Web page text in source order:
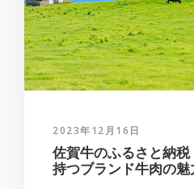
2023年12月16日
佐賀牛のふるさと納
持つブランド牛肉の魅